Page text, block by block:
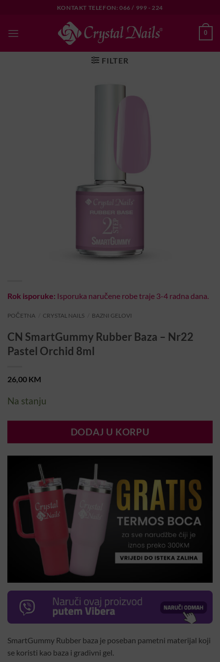
content
KONTAKT TELEFON: 066 / 999 - 224
0
FILTER
Rok isporuke: Isporuka naručene robe traje 3-4 radna dana.
POČETNA CRYSTAL NAILS BAZNI GELOVI
CN SmartGummy Rubber Baza – Nr22
Pastel Orchid 8ml
26,00 KM
Na stanju
DODAJ U KORPU
SmartGummy Rubber baza je poseban pametni materijal koji
se koristi kao baza i gradivni gel.